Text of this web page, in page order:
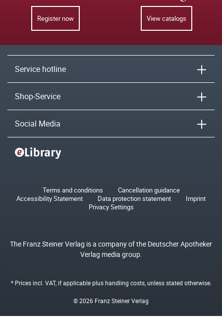
Register now View catalogs
Service hotline
Shop-Service
Social Media
Terms and conditions
Cancellation guidance
Accessibility Statement
Data protection statement
Imprint
Privacy Settings
The Franz Steiner Verlag is a company of the Deutscher Apotheker
Verlag media group.
* Prices incl. VAT, if applicable plushandling costs, unless stated otherwise.
© 2026 Franz Steiner Verlag